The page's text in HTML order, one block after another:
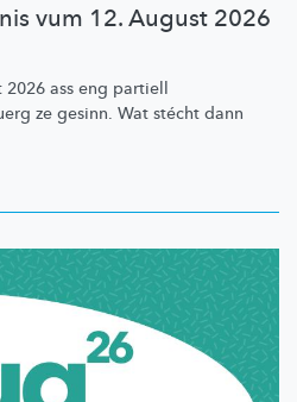
vum 12. August 2026
ass eng partiell
ze gesinn. Wat stécht dann